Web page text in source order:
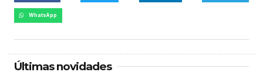
WhatsApp
Últimas novidades